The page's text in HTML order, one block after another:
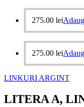
275.00 lei
275.00 lei
LINKURI ARGINT
LITERA A,